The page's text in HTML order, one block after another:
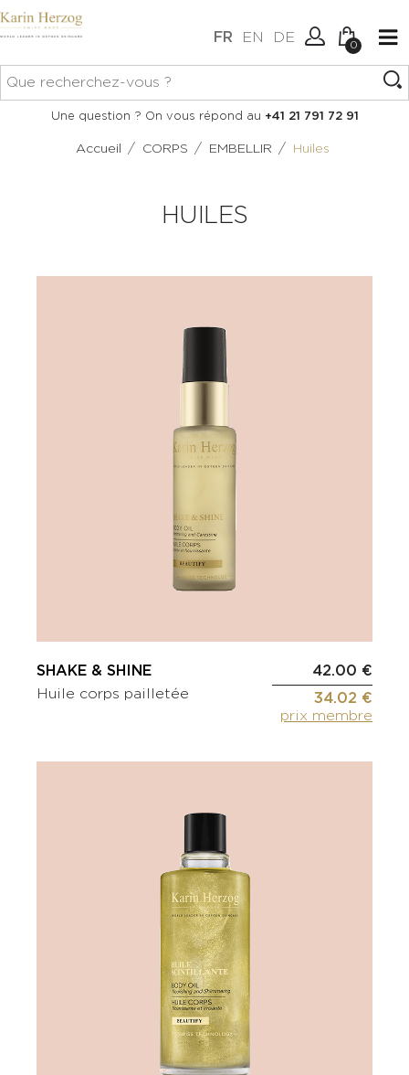
FR EN DE
Connexion
0
Aucun article dans votre
panier.
Une question ? On vous répond au +41 21 791 72 91
Accueil / CORPS / EMBELLIR / Huiles
HUILES
SHAKE & SHINE
Huile corps pailletée
42.00 €
34.02 €
prix membre